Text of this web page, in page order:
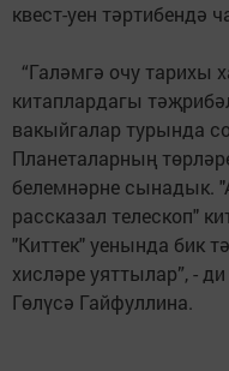
квест-уен тәртибендә
“Галәмгә очу тарихы
китаплардагы
вакыйгалар турында
Планеталарның
белемнәрне сынадык.
рассказал телескоп"
"Киттек" уенында бик
хисләре уяттылар”, -
Гөлүсә Гайфуллина.